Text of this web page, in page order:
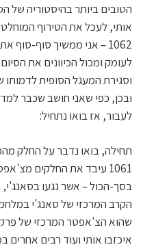
הטובים ביותר בהיסטוריה של
1062 – אני ממשיך סוף-
לעומק ומכול הכיוונים את
וסגירת המעגל הסופית לדמותו
ובכן, כפי שאני חושב שכבר
לעבור, אז בואו נתחיל:
תחילה, בואו נדבר על החלק
בסך-הכול – אשר נגעו
שהוא הצ'אפטר המרכזי של
איכזבו אותי ועוד רבים